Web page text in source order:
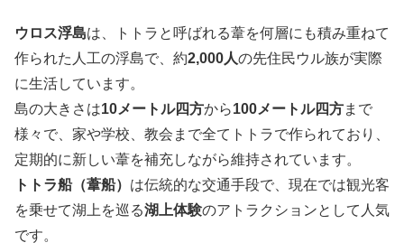
ウロス浮島は、トトラと呼ばれる葦を何層にも積み重ねて
作られた人工の浮島で、約2,000人の先住民ウル族が実際
に生活しています。
島の大きさは10メートル四方から100メートル四方まで
様々で、家や学校、教会まで全てトトラで作られており、
定期的に新しい葦を補充しながら維持されています。
トトラ船（葦船） は伝統的な交通手段で、現在では観光客
を乗せて湖上を巡る湖上体験のアトラクションとして人気
です。